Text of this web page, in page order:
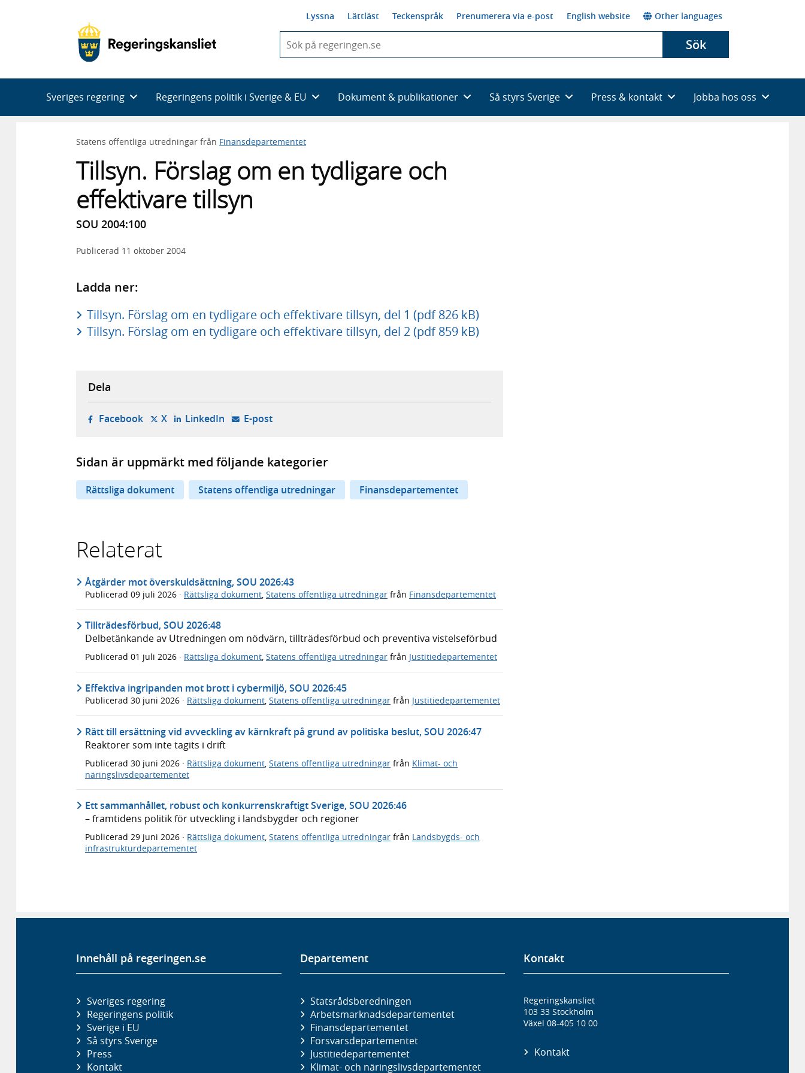
Lyssna Lättläst Teckenspråk Prenumerera via e-post English website Other languages
du
skriva
framträder
en
med
Sök
Sveriges regering Regeringens politik i Sverige & EU Dokument & publikationer Så styrs Sverige Press & kontakt Jobba hos oss
Statens offentliga utredningar från Finansdepartementet
Tillsyn. Förslag om en tydligare och
effektivare tillsyn
SOU 2004:100
Publicerad 11 oktober 2004
Ladda ner:
Tillsyn. Förslag om en tydligare och effektivare tillsyn, del 1 (pdf 826 kB)
Tillsyn. Förslag om en tydligare och effektivare tillsyn, del 2 (pdf 859 kB)
Dela
Facebook- öppnas i ny flik, extern webbplats,
X- öppnas i ny flik, extern webbplats,
LinkedIn- öppnas i ny flik, extern webbplats,
E-post- öppnar din e-postklient,
Sidan är uppmärkt med följande kategorier
Rättsliga dokument Statens offentliga utredningar Finansdepartementet
Relaterat
Åtgärder mot överskuldsättning, SOU 2026:43
Publicerad 09 juli 2026 · Rättsliga dokument Statens offentliga utredningar från Finansdepartementet
Tillträdesförbud, SOU 2026:48
Delbetänkande av Utredningen om nödvärn, tillträdesförbud och preventiva vistelseförbud
Publicerad 01 juli 2026 · Rättsliga dokument, Statens offentliga utredningar från Justitiedepartementet
Effektiva ingripanden mot brott i cybermiljö, SOU 2026:45
Publicerad 30 juni 2026 · Rättsliga dokument, Statens offentliga utredningar från Justitiedepartementet
Rätt till ersättning vid avveckling av kärnkraft på grund av politiska beslut, SOU 2026:47
Reaktorer som inte tagits i drift
Publicerad 30 juni 2026 · Rättsliga dokument Statens offentliga utredningar från Klimat- och
näringslivsdepartementet
Ett sammanhållet, robust och konkurrenskraftigt Sverige, SOU 2026:46
– framtidens politik för utveckling i landsbygder och regioner
Publicerad 29 juni 2026 · Rättsliga dokument, Statens offentliga utredningar från Landsbygds- och
infrastrukturdepartementet
Innehåll på regeringen.se
Sveriges regering
Regeringens politik
Sverige i EU
Så styrs Sverige
Press
Kontakt
Departement
Statsrådsberedningen
Arbetsmarknads­departementet
Finans­departementet
Försvars­departementet
Justitie­departementet
Klimat- och näringslivs­departementet
Kontakt
Regeringskansliet
103 33 Stockholm
Växel 08-405 10 00
Kontakt